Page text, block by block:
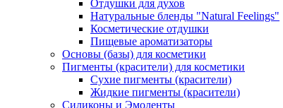
Отдушки для духов
Натуральные бленды "Natural Feelings"
Косметические отдушки
Пищевые ароматизаторы
Основы (базы) для косметики
Пигменты (красители) для косметики
Сухие пигменты (красители)
Жидкие пигменты (красители)
Силиконы и Эмоленты